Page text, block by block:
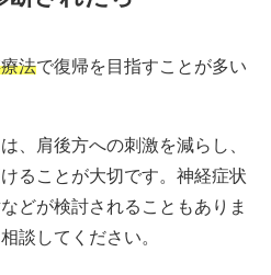
法で復帰を目指すことが多い
、肩後方への刺激を減らし、
ることが大切です。神経症状
どが検討されることもありま
談してください。